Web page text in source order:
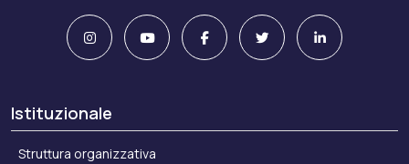
Istituzionale
Struttura organizzativa